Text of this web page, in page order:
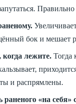
бок и мешает
когда лежите. Тогда
и распрямлены.
раненого «на себя»